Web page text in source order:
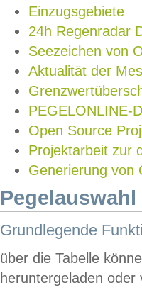
Einzugsgebiete
24h Regenradar
Seezeichen von
Aktualität der
PEGELONLINE-
Open Source
Projektarbeit zur
Generierung von
Grundlegende
über die Tabelle
heruntergeladen oder